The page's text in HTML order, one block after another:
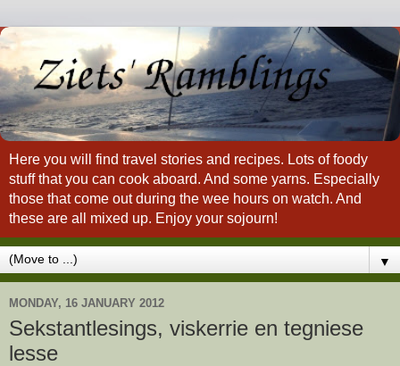
Here you will find travel stories and recipes. Lots of foody
stuff that you can cook aboard. And some yarns. Especially
those that come out during the wee hours on watch. And
these are all mixed up. Enjoy your sojourn!
▼
MONDAY, 16 JANUARY 2012
Sekstantlesings, viskerrie en tegniese
lesse